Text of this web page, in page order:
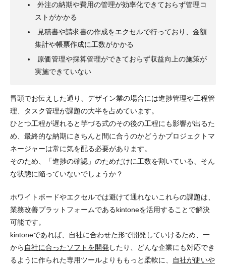
外注の納期や費用の管理が効率化できておらず管理コ
ストがかかる
見積書や請求書の作成をエクセルで行っており、金額
集計や帳票作成に工数がかかる
原価管理や採算管理ができておらず収益向上の施策が
実施できていない
冒頭でお伝えした通り、デザイン業の場合には進捗管理や工程管
理、 タスク管理が課題の大半を占めています。
ひとつ工程が遅れると芋づる式のその後の工程にも影響が出るた
め、最終的な納期にきちんと間に合うのかどうかプロジェクトマ
ネージャーは常に気を配る必要があります。
そのため、
「進捗の確認」のためだけに工数を割いている、そん
な状態に陥っていないでしょうか？
ホワイトボードやエクセルでは避けて通れないこれらの課題は、
業務改善プラットフォームであるkintoneを活用することで解決
可能です。
kintoneであれば、自社に合わせた形で開発していけるため、一
から 自社に合ったソフトを開発 したり、どんな企業にも対応でき
るように作られた専用ツールよりももっと柔軟に、
自社が使いや